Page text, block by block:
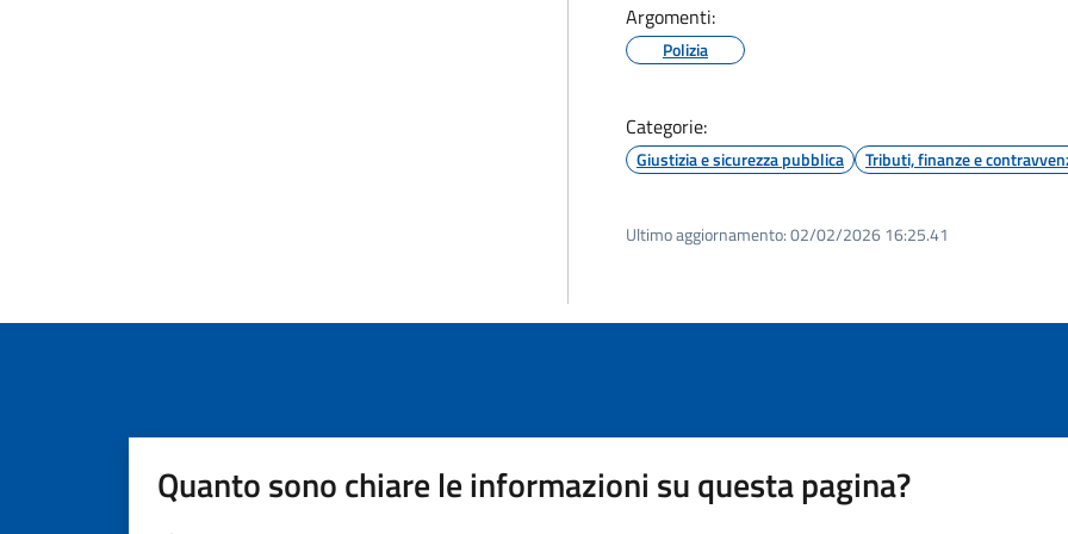
Argomenti:
Polizia
Categorie:
Giustizia e sicurezza pubblica Tributi, finanze e
Ultimo aggiornamento:02/02/2026 16:25.41
Quanto sono chiare le informazioni su questa pagina?